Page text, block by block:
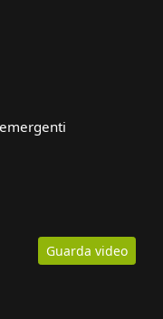
Guarda video